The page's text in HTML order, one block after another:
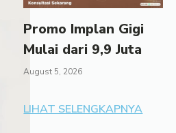
Promo Implan Gigi
Mulai dari 9,9 Juta
August 5, 2026
LIHAT SELENGKAPNYA